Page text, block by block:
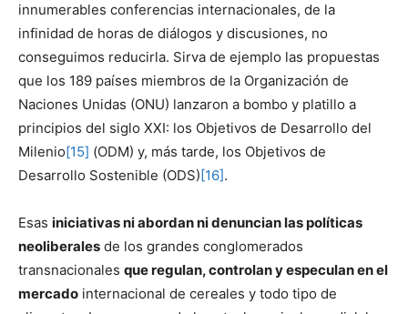
innumerables conferencias internacionales, de la
infinidad de horas de diálogos y discusiones, no
conseguimos reducirla. Sirva de ejemplo las propuestas
que los 189 países miembros de la Organización de
Naciones Unidas (ONU) lanzaron a bombo y platillo a
principios del siglo XXI: los Objetivos de Desarrollo del
Milenio[15] (ODM) y, más tarde, los Objetivos de
Desarrollo Sostenible (ODS)[16].
Esas iniciativas ni abordan ni denuncian las políticas
neoliberales de los grandes conglomerados
transnacionales que regulan, controlan y especulan en el
mercado internacional de cereales y todo tipo de